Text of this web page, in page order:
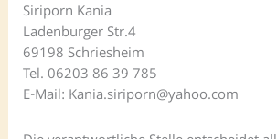
Siriporn Kania
Ladenburger Str.4
69198 Schriesheim
Tel. 06203 86 39 785
E-Mail: Kania.siriporn@yahoo.com